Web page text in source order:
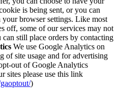
is being sent, or you can
browser settings. Like most
off, some of our services may not
still place orders by contacting
We use Google Analytics on
of site usage and for advertising
out of Google Analytics
sites please use this link
)